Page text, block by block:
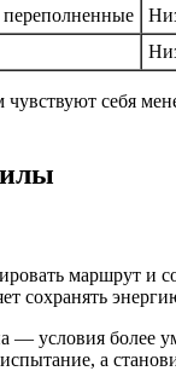
переполненные
себя
маршрут и
условия более
а